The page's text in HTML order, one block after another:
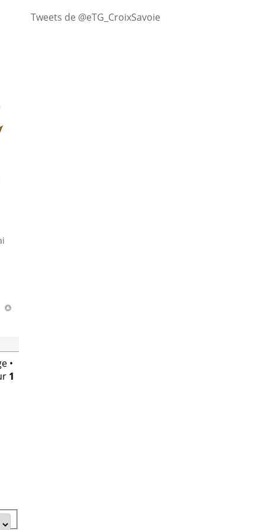
•
1
Tweets de @eTG_CroixSavoie